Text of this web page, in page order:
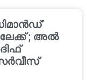
; അൽ
സർവീസ്